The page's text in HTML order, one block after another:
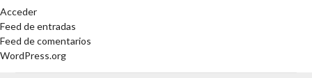
Acceder
Feed de entradas
Feed de comentarios
WordPress.org